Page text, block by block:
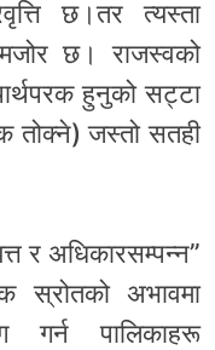
छ।तर त्यस्ता
छ। राजस्वको
हुनुको सट्टा
तोक्ने) जस्तो सतही
र अधिकारसम्पन्न”
स्रोतको अभावमा
गर्न पालिकाहरू